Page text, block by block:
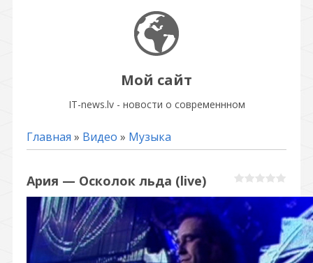
Мой сайт
IT-news.lv - новости о современнном
Главная » Видео » Музыка
Ария — Осколок льда (live)